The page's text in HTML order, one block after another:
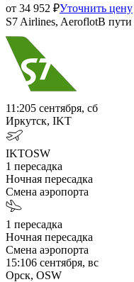
от 34 952 ₽Уточнить цену
S7 Airlines, AeroflotВ пути
11:205 сентября, сб
Иркутск, IKT
IKTOSW
1 пересадка
Ночная пересадка
Смена аэропорта
1 пересадка
Ночная пересадка
Смена аэропорта
15:106 сентября, вс
Орск, OSW